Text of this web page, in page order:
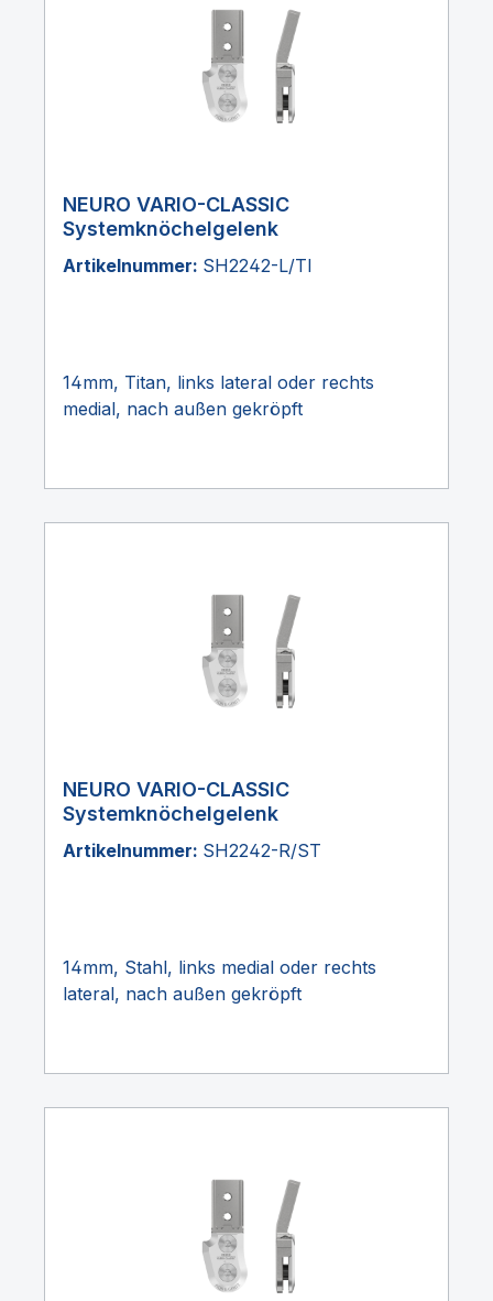
NEURO VARIO-CLASSIC
Systemknöchelgelenk
Artikelnummer: SH2242-L/TI
14mm, Titan, links lateral oder rechts
medial, nach außen gekröpft
NEURO VARIO-CLASSIC
Systemknöchelgelenk
Artikelnummer: SH2242-R/ST
14mm, Stahl, links medial oder rechts
lateral, nach außen gekröpft